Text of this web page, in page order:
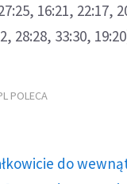
16:21, 22:17,
28:28, 33:30,
POLECA
do